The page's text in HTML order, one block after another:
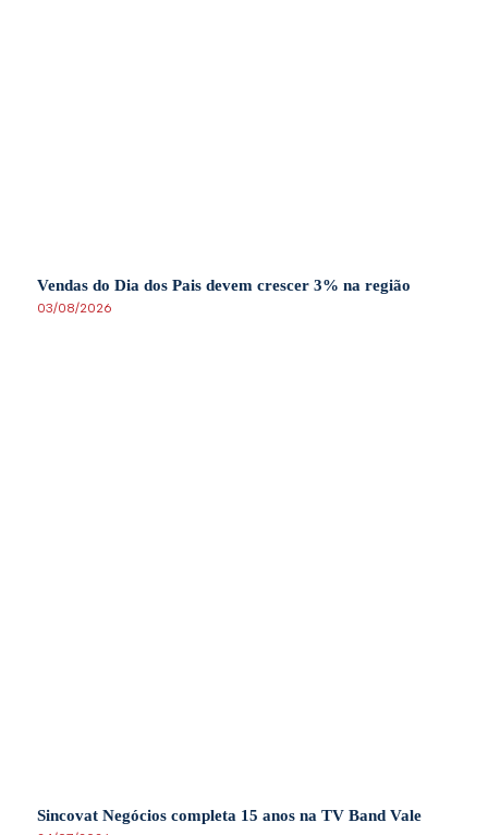
Vendas do Dia dos Pais devem crescer 3% na região
03/08/2026
Sincovat Negócios completa 15 anos na TV Band Vale